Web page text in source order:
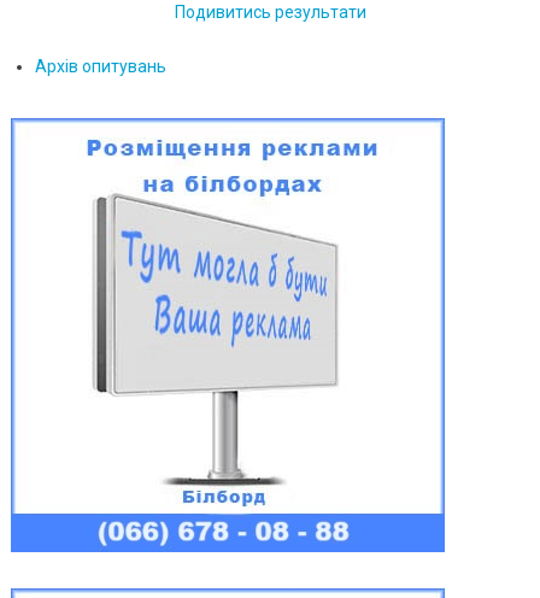
Подивитись результати
Архів опитувань